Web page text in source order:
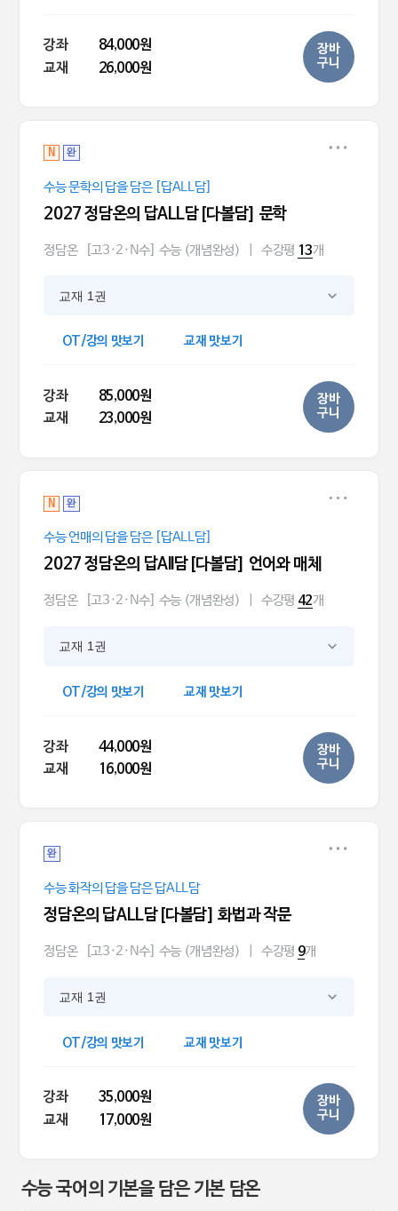
강좌
84,000원
교재
26,000원
장바
구니
N 완
수능 문학의 답을 담은 [답ALL담]
2027 정담온의 답ALL담[다볼담] 문학
정담온 [고3·2·N수] 수능 (개념완성) 수강평 13개
교재 1권
OT/강의 맛보기 교재 맛보기
강좌
85,000원
교재
23,000원
장바
구니
N 완
수능 언매의 답을 담은 [답ALL담]
2027 정담온의 답All담[다볼담] 언어와 매체
정담온 [고3·2·N수] 수능 (개념완성) 수강평 42개
교재 1권
OT/강의 맛보기 교재 맛보기
강좌
44,000원
교재
16,000원
장바
구니
완
수능 화작의 답을 담은 답ALL담
정담온의 답ALL담[다볼담] 화법과 작문
정담온 [고3·2·N수] 수능 (개념완성) 수강평 9개
교재 1권
OT/강의 맛보기 교재 맛보기
강좌
35,000원
교재
17,000원
장바
구니
수능 국어의 기본을 담은 기본 담온